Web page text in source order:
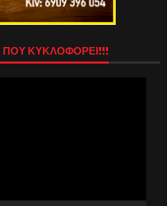
ΚΥΚΛΟΦΟΡΕΙ!!!